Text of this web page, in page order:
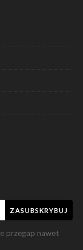
ZASUBSKRYBUJ
przegap nawet